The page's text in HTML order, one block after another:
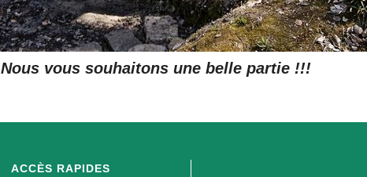
Nous vous souhaitons une belle partie !!!
ACCÈS RAPIDES